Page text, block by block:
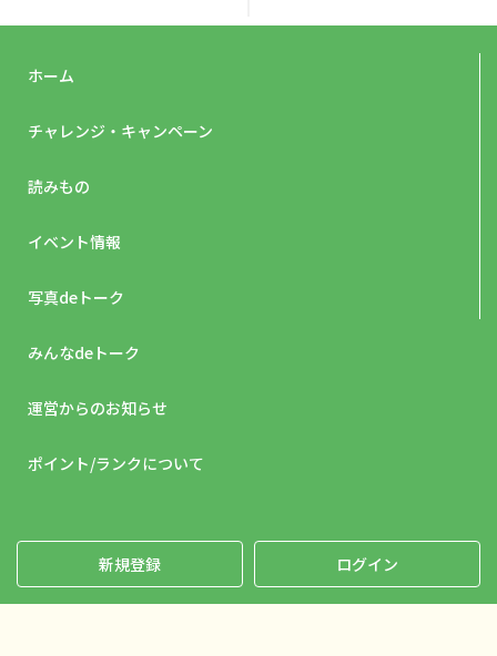
ホーム
チャレンジ・キャンペーン
読みもの
イベント情報
写真deトーク
みんなdeトーク
運営からのお知らせ
ポイント/ランクについて
新規登録 ログイン